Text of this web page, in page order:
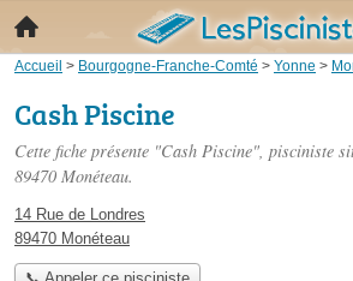
Accueil > Bourgogne-Franche-Comté > Yonne >
Cash Piscine
Cette fiche présente "Cash Piscine", pisciniste
89470 Monéteau.
14 Rue de Londres
89470 Monéteau